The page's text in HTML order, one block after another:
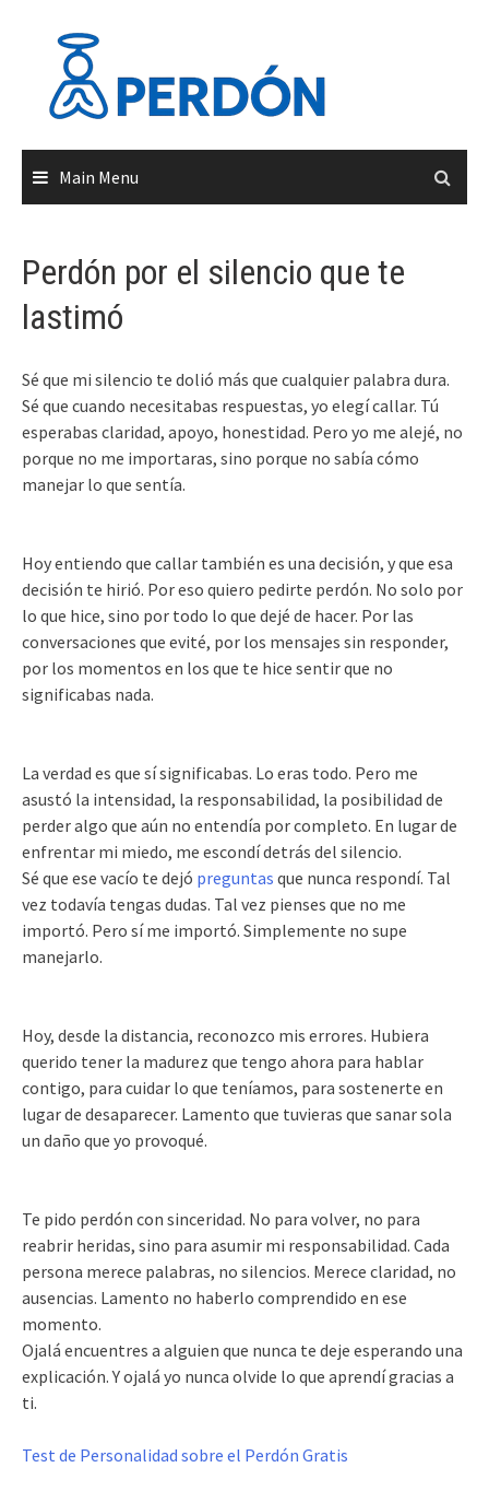
Main Menu
Perdón por el silencio que te
lastimó
Sé que mi silencio te dolió más que cualquier palabra dura.
Sé que cuando necesitabas respuestas, yo elegí callar. Tú
esperabas claridad, apoyo, honestidad. Pero yo me alejé, no
porque no me importaras, sino porque no sabía cómo
manejar lo que sentía.
Hoy entiendo que callar también es una decisión, y que esa
decisión te hirió. Por eso quiero pedirte perdón. No solo por
lo que hice, sino por todo lo que dejé de hacer. Por las
conversaciones que evité, por los mensajes sin responder,
por los momentos en los que te hice sentir que no
significabas nada.
La verdad es que sí significabas. Lo eras todo. Pero me
asustó la intensidad, la responsabilidad, la posibilidad de
perder algo que aún no entendía por completo. En lugar de
enfrentar mi miedo, me escondí detrás del silencio.
Sé que ese vacío te dejó preguntas que nunca respondí. Tal
vez todavía tengas dudas. Tal vez pienses que no me
importó. Pero sí me importó. Simplemente no supe
manejarlo.
Hoy, desde la distancia, reconozco mis errores. Hubiera
querido tener la madurez que tengo ahora para hablar
contigo, para cuidar lo que teníamos, para sostenerte en
lugar de desaparecer. Lamento que tuvieras que sanar sola
un daño que yo provoqué.
Te pido perdón con sinceridad. No para volver, no para
reabrir heridas, sino para asumir mi responsabilidad. Cada
persona merece palabras, no silencios. Merece claridad, no
ausencias. Lamento no haberlo comprendido en ese
momento.
Ojalá encuentres a alguien que nunca te deje esperando una
explicación. Y ojalá yo nunca olvide lo que aprendí gracias a
ti.
Test de Personalidad sobre el Perdón Gratis